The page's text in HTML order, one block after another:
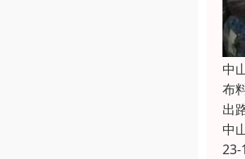
中
布
出
中
23-